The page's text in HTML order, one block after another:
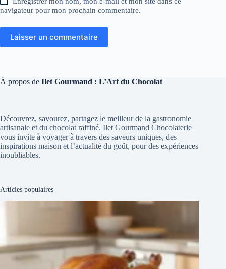
navigateur pour mon prochain commentaire.
Laisser un commentaire
À propos de Ilet Gourmand : L’Art du Chocolat
Découvrez, savourez, partagez le meilleur de la gastronomie
artisanale et du chocolat raffiné. Ilet Gourmand Chocolaterie
vous invite à voyager à travers des saveurs uniques, des
inspirations maison et l’actualité du goût, pour des expériences
inoubliables.
Articles populaires